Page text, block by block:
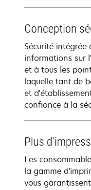
Conception
Sécurité intégrée
informations sur
et à tous les
laquelle tant de
et
confiance à la
Plus
Les
la gamme
vous